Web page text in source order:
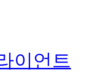
이언트